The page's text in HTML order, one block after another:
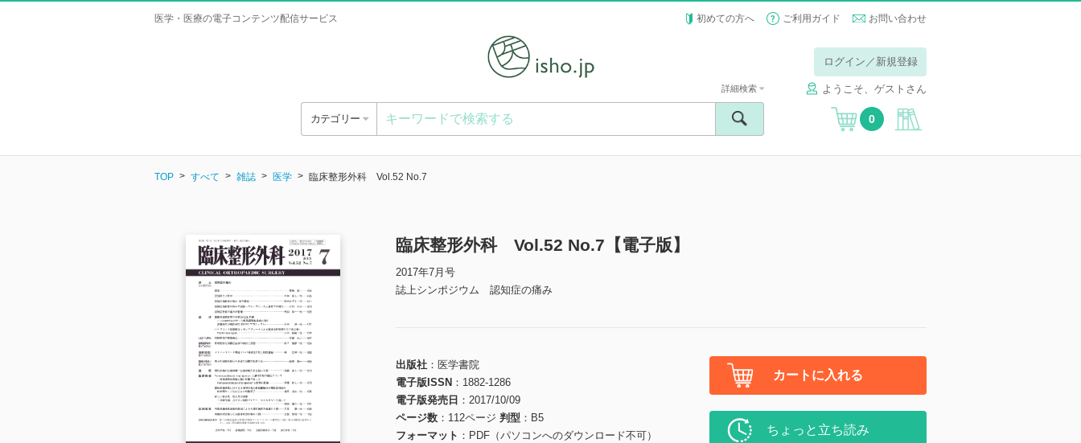
医学・医療の電子コンテンツ配信サービス 初めての方へ ご利用ガイド お問い合わせ
ログイン／新規登録
ようこそ、ゲストさん
カテゴリー
詳細検索
0
TOP すべて 雑誌 医学 臨床整形外科 Vol.52 No.7
臨床整形外科 Vol.52 No.7【電子版】
2017年7月号
誌上シンポジウム 認知症の痛み
出版社
医学書院
電子版ISSN
1882-1286
電子版発売日
2017/10/09
ページ数
112ページ 判型
B5
フォーマット
PDF（パソコンへのダウンロード不可）
カートに入れる
ちょっと立ち読み